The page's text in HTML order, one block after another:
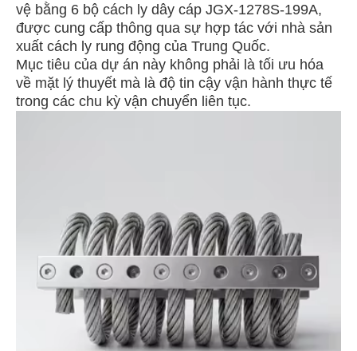
vệ bằng 6 bộ cách ly dây cáp JGX-1278S-199A,
được cung cấp thông qua sự hợp tác với nhà sản
xuất cách ly rung động của Trung Quốc.
Mục tiêu của dự án này không phải là tối ưu hóa
về mặt lý thuyết mà là độ tin cậy vận hành thực tế
trong các chu kỳ vận chuyển liên tục.